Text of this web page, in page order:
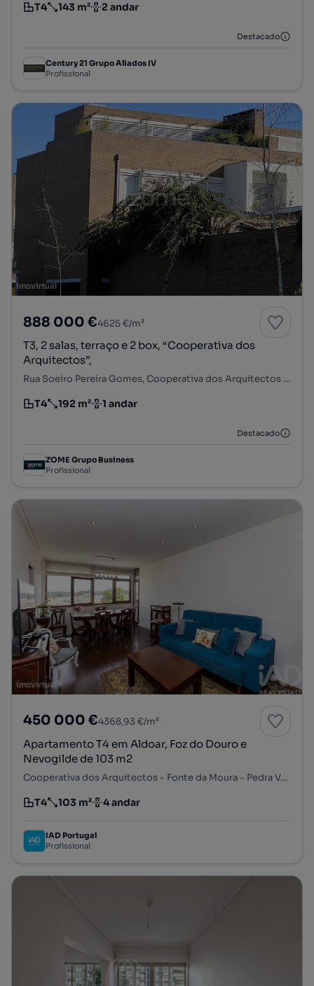
Tipologia
T4
Preço por metro quadrado
143 m²
Andar 2 andar
Destacado
Century 21 Grupo Aliados IV
Profissional
888 000 €4625 €/m²
T3, 2 salas, terraço e 2 box, “Cooperativa dos
Arquitectos”,
Rua Soeiro Pereira Gomes, Cooperativa dos Arquitectos - Fonte da Moura - Pedra Verde, Aldoar, Foz do Douro e Nevogilde, Porto, Porto
Tipologia
T4
Preço por metro quadrado
192 m²
Andar 1 andar
Destacado
ZOME Grupo Business
Profissional
450 000 €4368,93 €/m²
Apartamento T4 em Aldoar, Foz do Douro e
Nevogilde de 103 m2
Cooperativa dos Arquitectos - Fonte da Moura - Pedra Verde, Aldoar, Foz do Douro e Nevogilde, Porto, Porto
Tipologia
T4
Preço por metro quadrado
103 m²
Andar 4 andar
IAD Portugal
Profissional